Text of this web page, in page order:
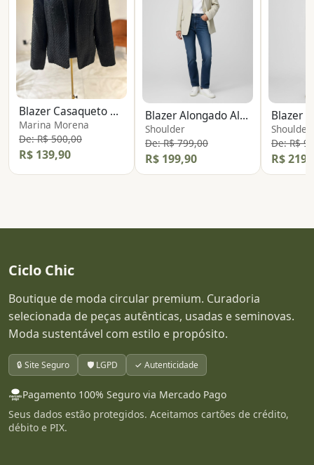
Blazer Casaqueto Tipo Tweed
Marina Morena
De: R$ 500,00
R$ 139,90
Blazer Alongado Alfaiataria
Shoulder
De: R$ 799,00
R$ 199,90
Shoulder
De: R$
R$
Ciclo Chic
Boutique de moda circular premium. Curadoria
selecionada de peças autênticas, usadas e seminovas.
Moda sustentável com estilo e propósito.
🔒 Site Seguro 🛡️ LGPD ✓ Autenticidade
Pagamento 100% Seguro via Mercado Pago
Seus dados estão protegidos. Aceitamos cartões de crédito,
débito e PIX.